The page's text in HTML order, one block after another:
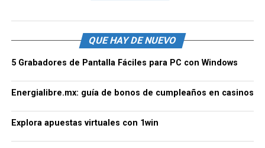
QUE HAY DE NUEVO
5 Grabadores de Pantalla Fáciles para PC con Windows
Energialibre.mx: guía de bonos de cumpleaños en casinos
Explora apuestas virtuales con 1win